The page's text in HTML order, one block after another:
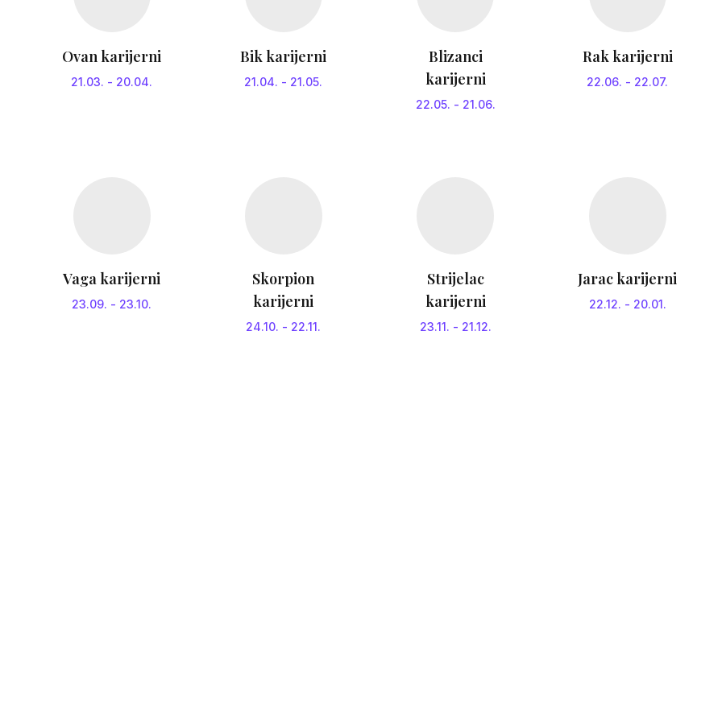
Ovan karijerni
21.03. - 20.04.
Bik karijerni
21.04. - 21.05.
Blizanci
karijerni
22.05. - 21.06.
Rak karijerni
22.06. - 22.07.
Vaga karijerni
23.09. - 23.10.
Skorpion
karijerni
24.10. - 22.11.
Strijelac
karijerni
23.11. - 21.12.
Jarac karijerni
22.12. - 20.01.